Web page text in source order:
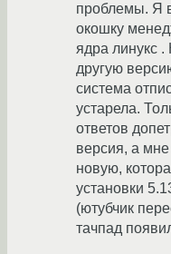
проблемы. Я
окошку
ядра линукс .
другую
система
устарела.
ответов
версия, а
новую,
установки
(ютубчик
тачпад